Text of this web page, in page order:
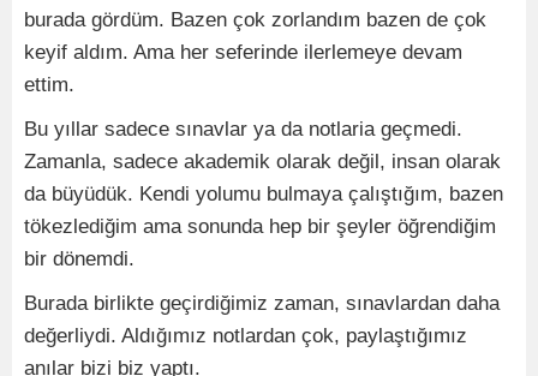
burada gördüm. Bazen çok zorlandım bazen de çok
keyif aldım. Ama her seferinde ilerlemeye devam
ettim.
Bu yıllar sadece sınavlar ya da notlaria geçmedi.
Zamanla, sadece akademik olarak değil, insan olarak
da büyüdük. Kendi yolumu bulmaya çalıştığım, bazen
tökezlediğim ama sonunda hep bir şeyler öğrendiğim
bir dönemdi.
Burada birlikte geçirdiğimiz zaman, sınavlardan daha
değerliydi. Aldığımız notlardan çok, paylaştığımız
anılar bizi biz yaptı.